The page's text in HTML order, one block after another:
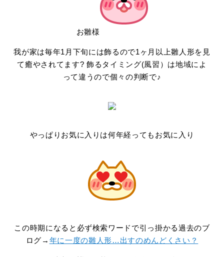
お雛様
我が家は毎年1月下旬には飾るので1ヶ月以上雛人形を見
て癒やされてます? 飾るタイミング(風習）は地域によ
って違うので個々の判断で♪
やっぱりお気に入りは何年経ってもお気に入り
この時期になると必ず検索ワードで引っ掛かる過去のブ
ログ→ 年に一度の雛人形…出すのめんどくさい？